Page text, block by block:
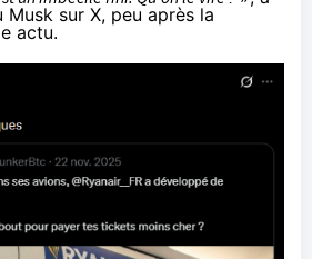
sur X, peu après la
actu.